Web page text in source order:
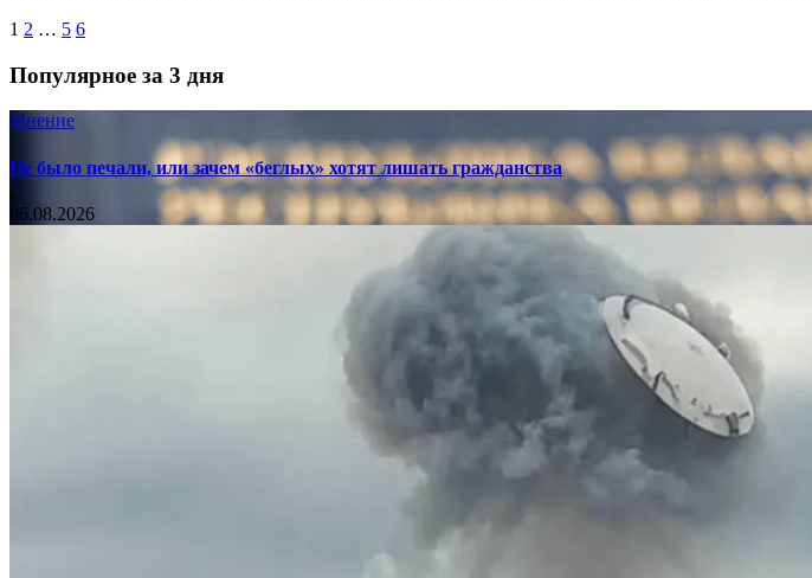
1 2 … 5 6
Популярное за 3 дня
Мнение
Не было печали, или зачем «беглых» хотят лишать гражданства
06.08.2026